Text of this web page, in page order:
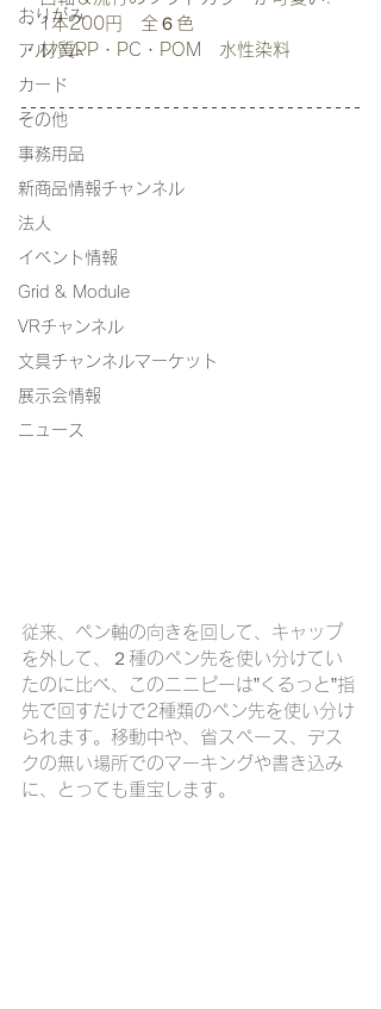
おりがみ
アルバム
カード
その他
事務用品
新商品情報チャンネル
法人
イベント情報
Grid & Module
VRチャンネル
文具チャンネルマーケット
展示会情報
ニュース
・1本200円　全６色
・材質PP・PC・POM　水性染料
従来、ペン軸の向きを回して、キャップ
を外して、２種のペン先を使い分けてい
たのに比べ、このニニピーは”くるっと”指
先で回すだけで2種類のペン先を使い分け
られます。移動中や、省スペース、デス
クの無い場所でのマーキングや書き込み
に、とっても重宝します。